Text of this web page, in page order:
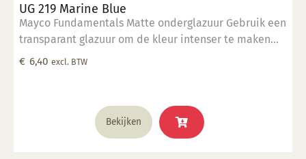
UG 219 Marine Blue
Mayco Fundamentals Matte onderglazuur Gebruik een
transparant glazuur om de kleur intenser te maken
Geschikt voor gebruiksgoed mits er een transparant
€ 6,40 excl. BTW
Bekijken